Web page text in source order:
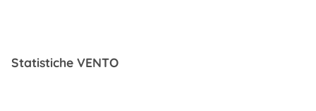
Statistiche VENTO